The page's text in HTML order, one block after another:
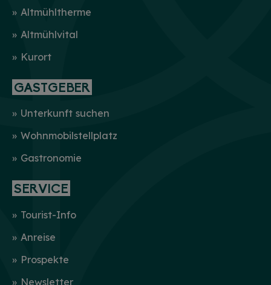
Altmühltherme
Altmühlvital
Kurort
GASTGEBER
Unterkunft suchen
Wohnmobilstellplatz
Gastronomie
SERVICE
Tourist-Info
Anreise
Prospekte
Newsletter